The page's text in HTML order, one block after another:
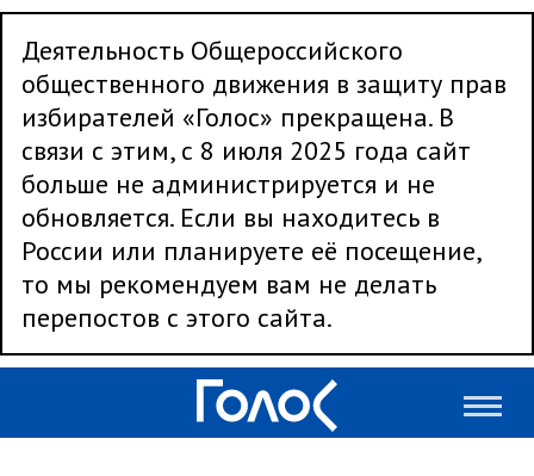
Деятельность Общероссийского
общественного движения в защиту прав
избирателей «Голос» прекращена. В
связи с этим, с 8 июля 2025 года сайт
больше не администрируется и не
обновляется. Если вы находитесь в
России или планируете её посещение,
то мы рекомендуем вам не делать
перепостов с этого сайта.